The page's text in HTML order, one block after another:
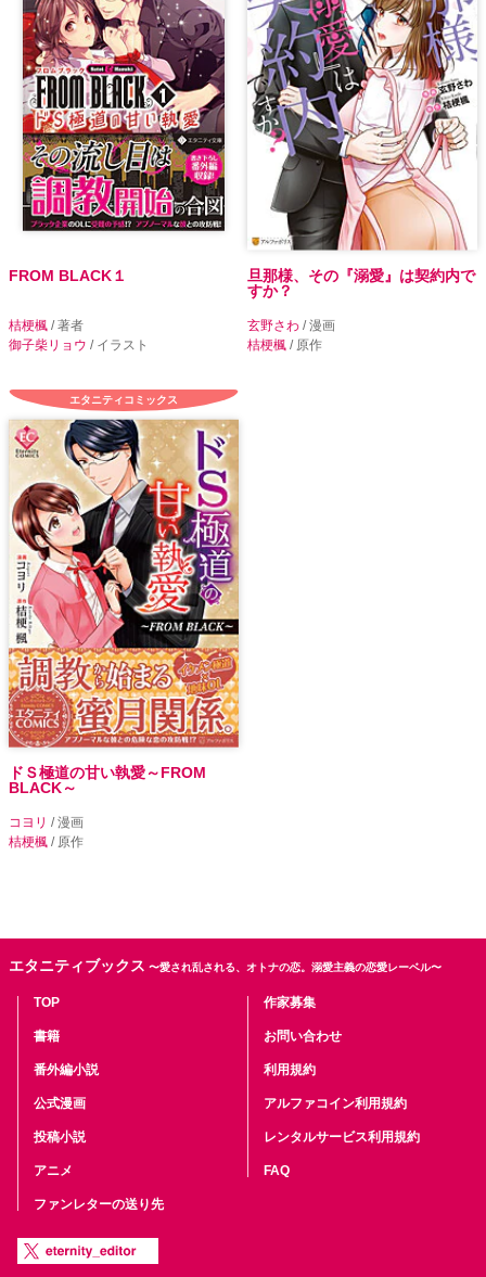
FROM BLACK１
桔梗楓 / 著者
御子柴リョウ / イラスト
旦那様、その『溺愛』は契約内で
すか？
玄野さわ / 漫画
桔梗楓 / 原作
エタニティコミックス
ドＳ極道の甘い執愛～FROM
BLACK～
コヨリ / 漫画
桔梗楓 / 原作
エタニティブックス 〜愛され乱される、オトナの恋。溺愛主義の恋愛レーベル〜
TOP
書籍
番外編小説
公式漫画
投稿小説
アニメ
ファンレターの送り先
作家募集
お問い合わせ
利用規約
アルファコイン利用規約
レンタルサービス利用規約
FAQ